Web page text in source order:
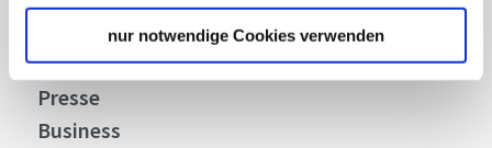
nur notwendige Cookies verwenden
Über uns
Stellenangebote
Presse
Business